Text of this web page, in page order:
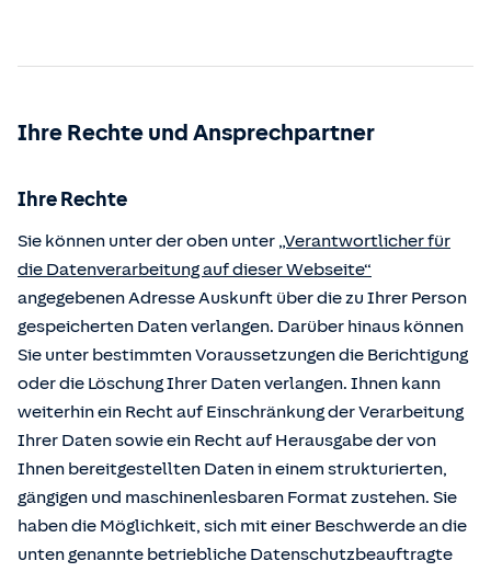
Ihre Rechte und Ansprechpartner
Ihre Rechte
Sie können unter der oben unter „Verantwortlicher für
die Datenverarbeitung auf dieser Webseite“
angegebenen Adresse Auskunft über die zu Ihrer Person
gespeicherten Daten verlangen. Darüber hinaus können
Sie unter bestimmten Voraussetzungen die Berichtigung
oder die Löschung Ihrer Daten verlangen. Ihnen kann
weiterhin ein Recht auf Einschränkung der Verarbeitung
Ihrer Daten sowie ein Recht auf Herausgabe der von
Ihnen bereitgestellten Daten in einem strukturierten,
gängigen und maschinenlesbaren Format zustehen. Sie
haben die Möglichkeit, sich mit einer Beschwerde an die
unten genannte betriebliche Datenschutzbeauftragte